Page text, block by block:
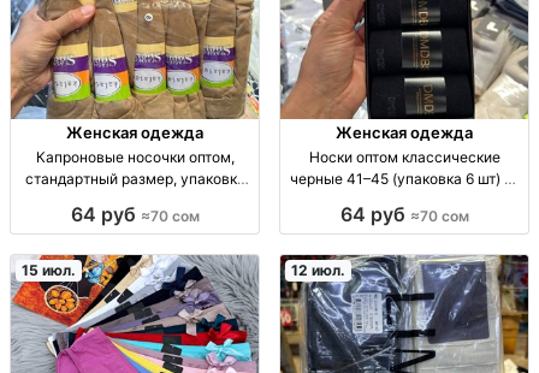
Женская одежда
Капроновые носочки оптом,
стандартный размер, упаковка
стандарт, опт, уп. 10 пар — 70
64 руб ≈70 сом
Женская одежда
Носки оптом классические
черные 41–45 (упаковка 6 шт) —
оптом, черные, классика, р.41-
повседневные
64 руб ≈70 сом
15 июл. 12 июл.